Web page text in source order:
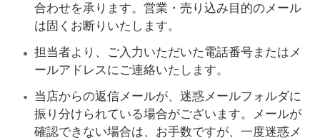
合わせを承ります。営業・売り込み目的のメール
は固くお断りいたします。
担当者より、ご入力いただいた電話番号またはメ
ールアドレスにご連絡いたします。
当店からの返信メールが、迷惑メールフォルダに
振り分けられている場合がございます。メールが
確認できない場合は、お手数ですが、一度迷惑メ